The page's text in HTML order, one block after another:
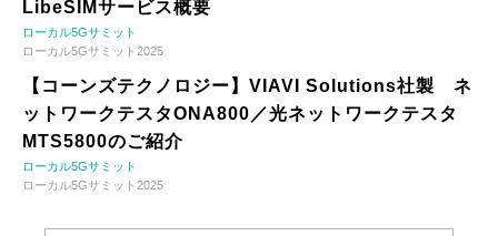
LibeSIMサービス概要
ローカル5Gサミット
ローカル5Gサミット2025
【コーンズテクノロジー】VIAVI Solutions社製 ネ
ットワークテスタONA800／光ネットワークテスタ
MTS5800のご紹介
ローカル5Gサミット
ローカル5Gサミット2025